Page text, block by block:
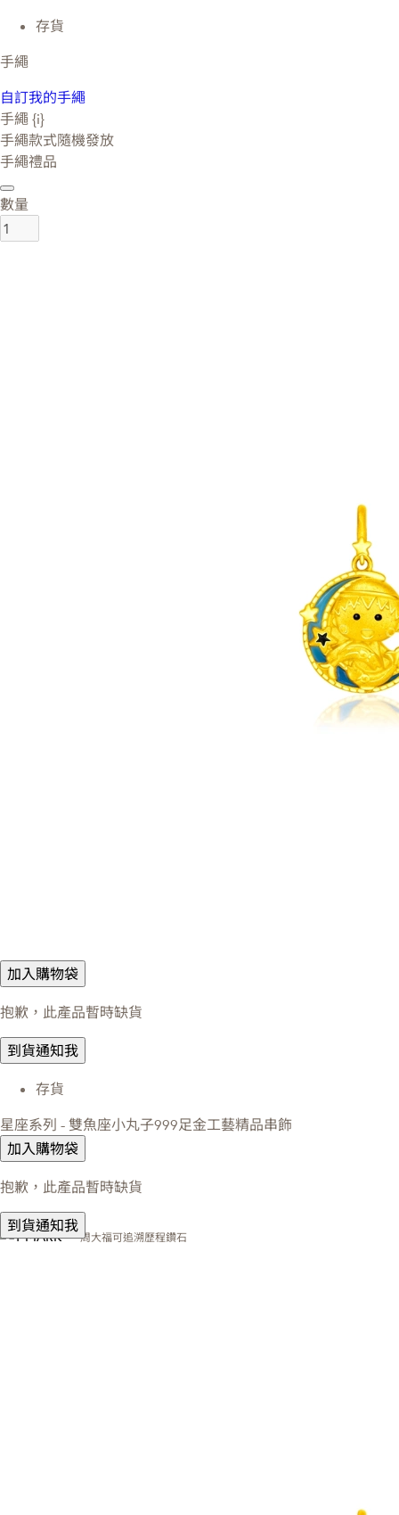
存貨
手繩
自訂我的手繩
手繩 {i}
手繩款式隨機發放
手繩禮品
數量
加入購物袋
抱歉，此產品暫時缺貨
到貨通知我
存貨
星座系列 - 雙魚座小丸子999足金工藝精品串飾
加入購物袋
抱歉，此產品暫時缺貨
到貨通知我
周大福可追溯歷程鑽石